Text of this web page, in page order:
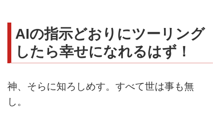
AIの指示どおりにツーリング
したら幸せになれるはず！
神、そらに知ろしめす。すべて世は事も無
し。